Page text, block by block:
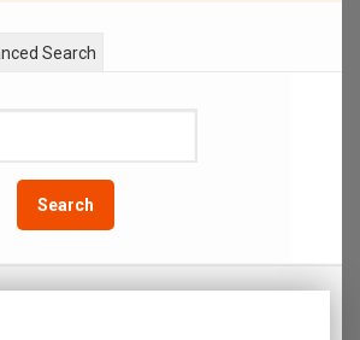
Search
Search